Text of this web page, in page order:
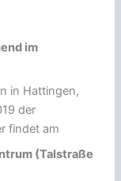
im
in Hattingen,
der
findet am
(Talstraße